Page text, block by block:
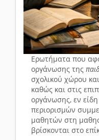
Ερωτήματα που
οργάνωσης της
σχολικού χώρου
καθώς και στις
οργάνωσης, εν
περιορισμών
μαθητών στη
βρίσκονται στο